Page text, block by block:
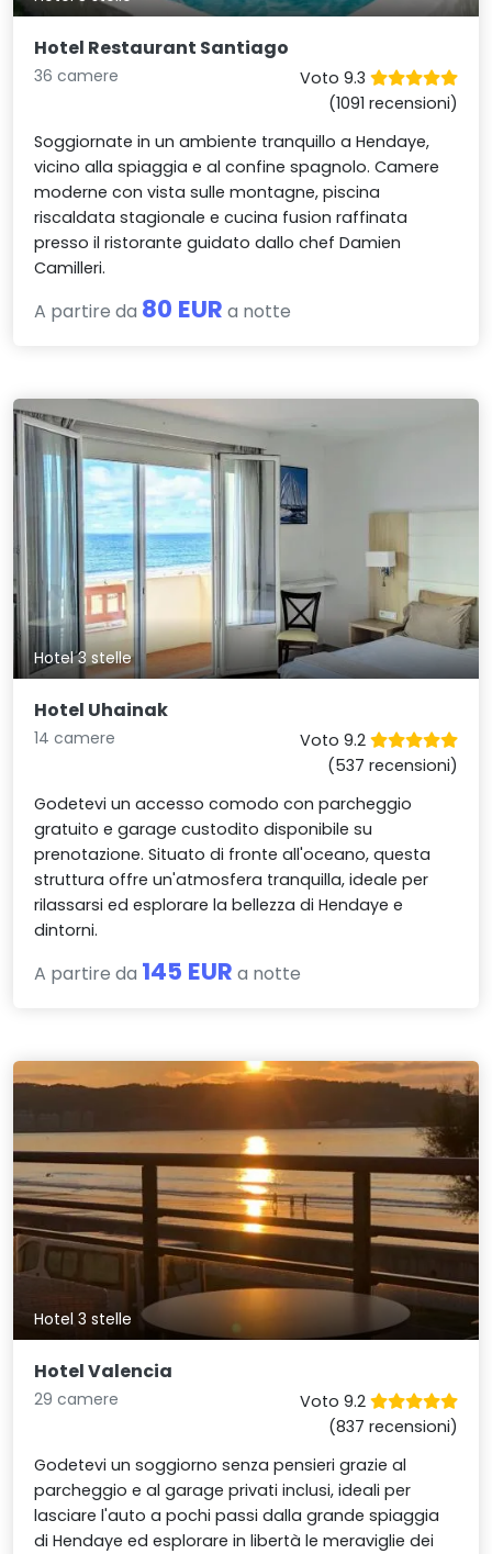
Hotel Restaurant Santiago
36 camere
Voto 9.3
(1091 recensioni)
Soggiornate in un ambiente tranquillo a Hendaye,
vicino alla spiaggia e al confine spagnolo. Camere
moderne con vista sulle montagne, piscina
riscaldata stagionale e cucina fusion raffinata
presso il ristorante guidato dallo chef Damien
Camilleri.
A partire da 80 EUR a notte
Hotel 3 stelle
Hotel Uhainak
14 camere
Voto 9.2
(537 recensioni)
Godetevi un accesso comodo con parcheggio
gratuito e garage custodito disponibile su
prenotazione. Situato di fronte all'oceano, questa
struttura offre un'atmosfera tranquilla, ideale per
rilassarsi ed esplorare la bellezza di Hendaye e
dintorni.
A partire da 145 EUR a notte
Hotel 3 stelle
Hotel Valencia
29 camere
Voto 9.2
(837 recensioni)
Godetevi un soggiorno senza pensieri grazie al
parcheggio e al garage privati inclusi, ideali per
lasciare l'auto a pochi passi dalla grande spiaggia
di Hendaye ed esplorare in libertà le meraviglie dei